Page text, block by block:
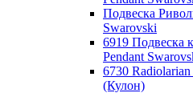
Подвеска
Swarovski
6919 Подвеска
Pendant
6730
(Кулон)